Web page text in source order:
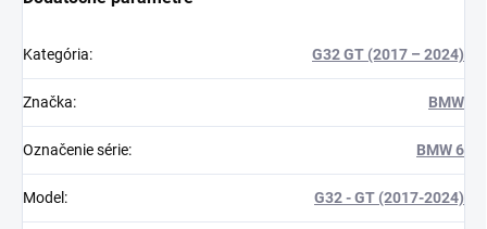
Kategória: G32 GT (2017 – 2024)
Značka: BMW
Označenie série: BMW 6
Model : G32 - GT (2017-2024)